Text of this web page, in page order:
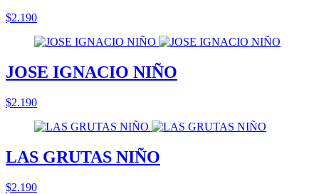
$2.190
JOSE IGNACIO NIÑO
$2.190
LAS GRUTAS NIÑO
$2.190